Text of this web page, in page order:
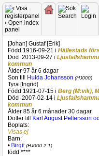
[Johan] Gustaf [Erik]
Född 1916-09-21 i Hällestads
Död 2013-09-27 i
kommun
Ålder 97 år 6 dagar
Son till
Hulda Johansson (HJ000)
Tyra [Ingrid]
Född 1921-07-15 i Berg (M:vik),
Död 2007-02-14 i
kommun
Ålder 85 år 6 månader 30 dagar
Dotter till
Karl August Pettersson
Boplats:
Visas ej
Barn:
• Birgit(HJ000.2.1)
född ****